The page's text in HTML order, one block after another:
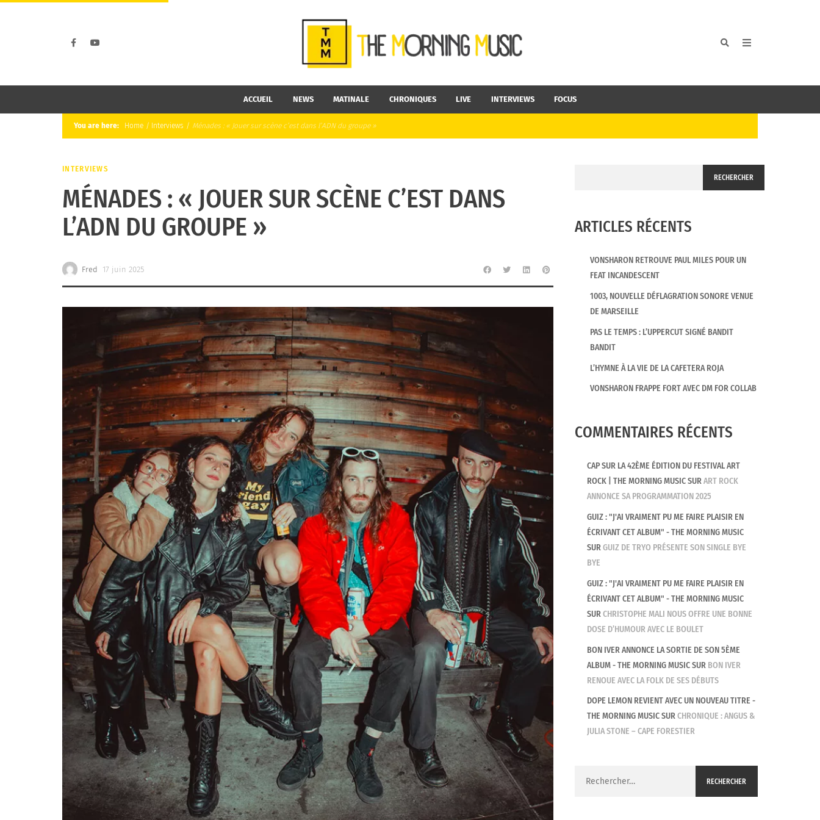
ACCUEIL NEWS MATINALE CHRONIQUES LIVE INTERVIEWS FOCUS
You are here: Home / Interviews / Ménades : « Jouer sur scène c’est dans l’ADN du groupe »
INTERVIEWS
MÉNADES : « JOUER SUR SCÈNE C’EST DANS
L’ADN DU GROUPE »
Fred 17 juin 2025
RECHERCHER
ARTICLES RÉCENTS
VONSHARON RETROUVE PAUL MILES POUR UN
FEAT INCANDESCENT
1003, NOUVELLE DÉFLAGRATION SONORE VENUE
DE MARSEILLE
PAS LE TEMPS : L’UPPERCUT SIGNÉ BANDIT
BANDIT
L’HYMNE À LA VIE DE LA CAFETERA ROJA
VONSHARON FRAPPE FORT AVEC DM FOR COLLAB
COMMENTAIRES RÉCENTS
CAP SUR LA 42ÈME ÉDITION DU FESTIVAL ART
ROCK | THE MORNING MUSICSURART ROCK
ANNONCE SA PROGRAMMATION 2025
GUIZ : "J'AI VRAIMENT PU ME FAIRE PLAISIR EN
ÉCRIVANT CET ALBUM" - THE MORNING MUSIC
SURGUIZ DE TRYO PRÉSENTE SON SINGLE BYE
BYE
GUIZ : "J'AI VRAIMENT PU ME FAIRE PLAISIR EN
ÉCRIVANT CET ALBUM" - THE MORNING MUSIC
SURCHRISTOPHE MALI NOUS OFFRE UNE BONNE
DOSE D’HUMOUR AVEC LE BOULET
BON IVER ANNONCE LA SORTIE DE SON 5ÈME
ALBUM - THE MORNING MUSICSUR BON IVER
RENOUE AVEC LA FOLK DE SES DÉBUTS
DOPE LEMON REVIENT AVEC UN NOUVEAU TITRE -
THE MORNING MUSICSURCHRONIQUE : ANGUS &
JULIA STONE – CAPE FORESTIER